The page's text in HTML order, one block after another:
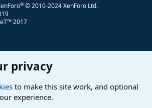
® © 2010-2024 XenForo Ltd.
2017
privacy
to make this site work, and optional
experience.